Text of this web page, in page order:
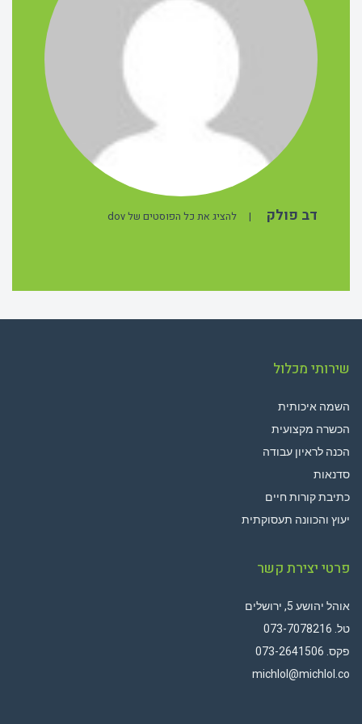
דב פולק | להציג את כל הפוסטים של dov
שירותי מכלול
השמה איכותית
הכשרה מקצועית
הכנה לראיון עבודה
סדנאות
כתיבת קורות חיים
יעוץ והכוונה תעסוקתית
פרטי יצירת קשר
אוהל יהושע 5, ירושלים
טל. 073-7078216
פקס. 073-2641506
michlol@michlol.co